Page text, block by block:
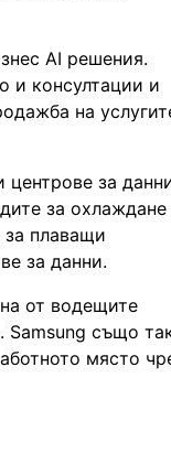
AI решения.
и консултации и
на
центрове за
за охлаждане
плаващи
за данни.
от водещите
Samsung също
място